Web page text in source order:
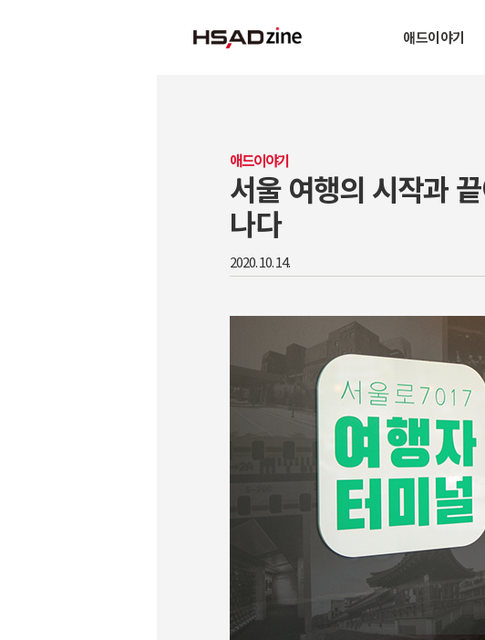
애드이야기
애드이야기
서울 여행의 시작과
나다
2020. 10. 14.